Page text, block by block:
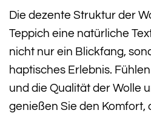
Die dezente Struktur der
Teppich eine natürliche
nicht nur ein Blickfang,
haptisches Erlebnis.
und die Qualität der Wolle
genießen Sie den Komfort,